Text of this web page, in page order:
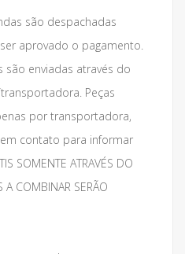
são despachadas
aprovado o pagamento.
são enviadas através do
Peças
por transportadora,
contato para informar
SOMENTE ATRAVÉS DO
A COMBINAR SERÃO